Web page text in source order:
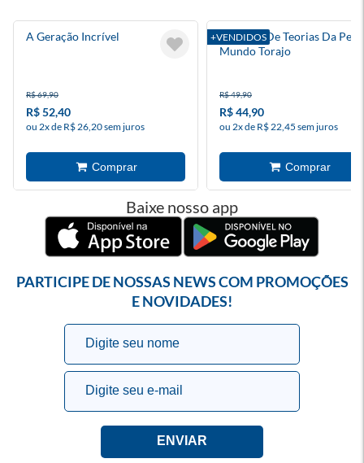
A Geração Incrível
R$ 69,90
R$ 52,40
ou 2x de R$ 26,20 sem juros
+VENDIDOS
Caderno De Teorias Da
Mundo Torajo
R$ 49,90
R$ 44,90
ou 2x de R$ 22,45 sem juros
Baixe nosso app
PARTICIPE DE NOSSAS NEWS COM PROMOÇÕES
E NOVIDADES!